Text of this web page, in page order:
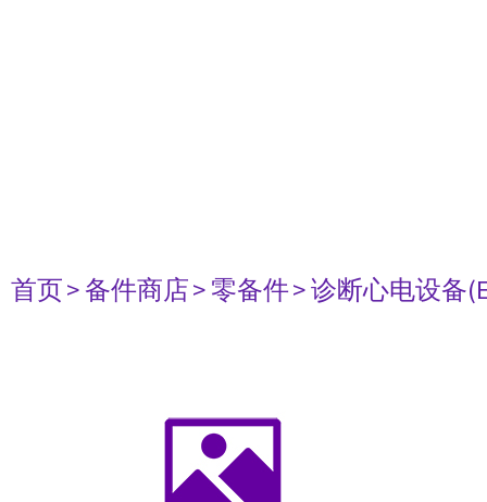
首页> 备件商店> 零备件> 诊断心电设备